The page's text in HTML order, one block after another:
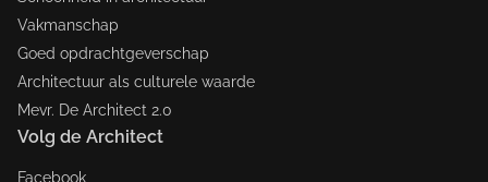
Vakmanschap
Goed opdrachtgeverschap
Architectuur als culturele waarde
Mevr. De Architect 2.0
Volg de Architect
Facebook